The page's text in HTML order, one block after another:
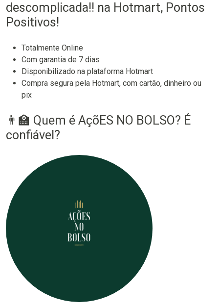
descomplicada!! na Hotmart, Pontos
Positivos!
Totalmente Online
Com garantia de 7 dias
Disponibilizado na plataforma Hotmart
Compra segura pela Hotmart, com cartão, dinheiro ou
pix
👨‍🏫 Quem é AçõES NO BOLSO? É
confiável?